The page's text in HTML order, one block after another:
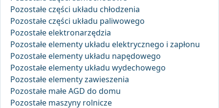
Pozostałe części układu chłodzenia
Pozostałe części układu paliwowego
Pozostałe elektronarzędzia
Pozostałe elementy układu elektrycznego i zapłonu
Pozostałe elementy układu napędowego
Pozostałe elementy układu wydechowego
Pozostałe elementy zawieszenia
Pozostałe małe AGD do domu
Pozostałe maszyny rolnicze